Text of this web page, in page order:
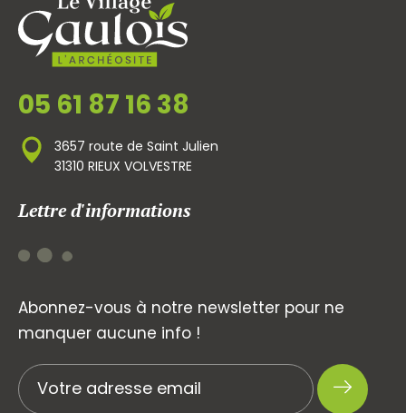
05 61 87 16 38
3657 route de Saint Julien
31310 RIEUX VOLVESTRE
Lettre d'informations
Abonnez-vous à notre newsletter pour ne
manquer aucune info !